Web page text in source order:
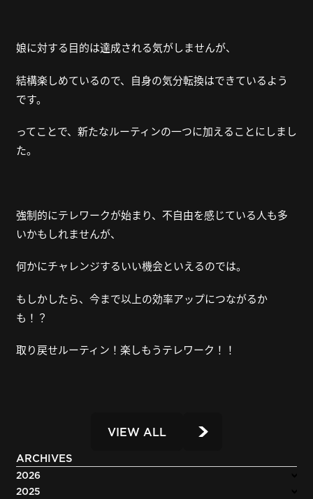
ARCHIVES
2026
2025
娘に対する目的は達成される気がしませんが、
結構楽しめているので、自身の気分転換はできているよう
です。
ってことで、新たなルーティンの一つに加えることにしまし
た。
強制的にテレワークが始まり、不自由を感じている人も多
いかもしれませんが、
何かにチャレンジするいい機会といえるのでは。
もしかしたら、今まで以上の効率アップにつながるか
も！？
取り戻せルーティン！楽しもうテレワーク！！
VIEW ALL